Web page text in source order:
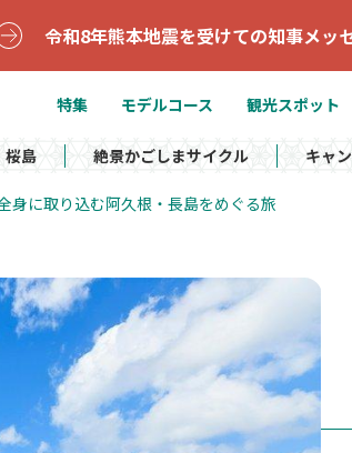
令和8年熊本地震を受けての知事メッ
特集 モデルコース 観光スポット
桜島 絶景かごしまサイクル キャ
身に取り込む阿久根・長島をめぐる旅